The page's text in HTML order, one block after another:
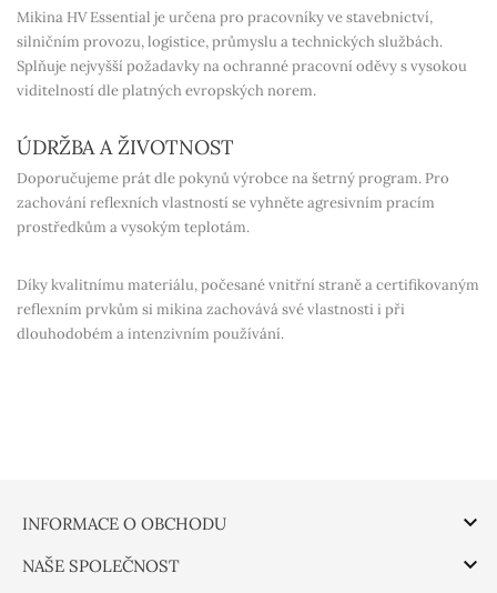
Mikina HV Essential je určena pro pracovníky ve stavebnictví,
silničním provozu, logistice, průmyslu a technických službách.
Splňuje nejvyšší požadavky na ochranné pracovní oděvy s vysokou
viditelností dle platných evropských norem.
ÚDRŽBA A ŽIVOTNOST
Doporučujeme prát dle pokynů výrobce na šetrný program. Pro
zachování reflexních vlastností se vyhněte agresivním pracím
prostředkům a vysokým teplotám.
Díky kvalitnímu materiálu, počesané vnitřní straně a certifikovaným
reflexním prvkům si mikina zachovává své vlastnosti i při
dlouhodobém a intenzivním používání.
INFORMACE O OBCHODU 
NAŠE SPOLEČNOST 